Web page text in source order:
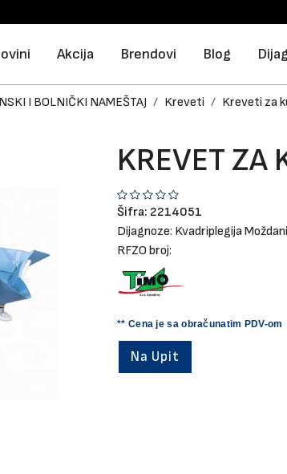
Akcija Brendovi Blog
I BOLNIČKI NAMEŠTAJ Kreveti Kreveti za
KREVET ZA
Šifra: 2214051
Dijagnoze: Kvadriplegija
RFZO broj:
** Cena je sa obračunatim PDV-om
Na Upit